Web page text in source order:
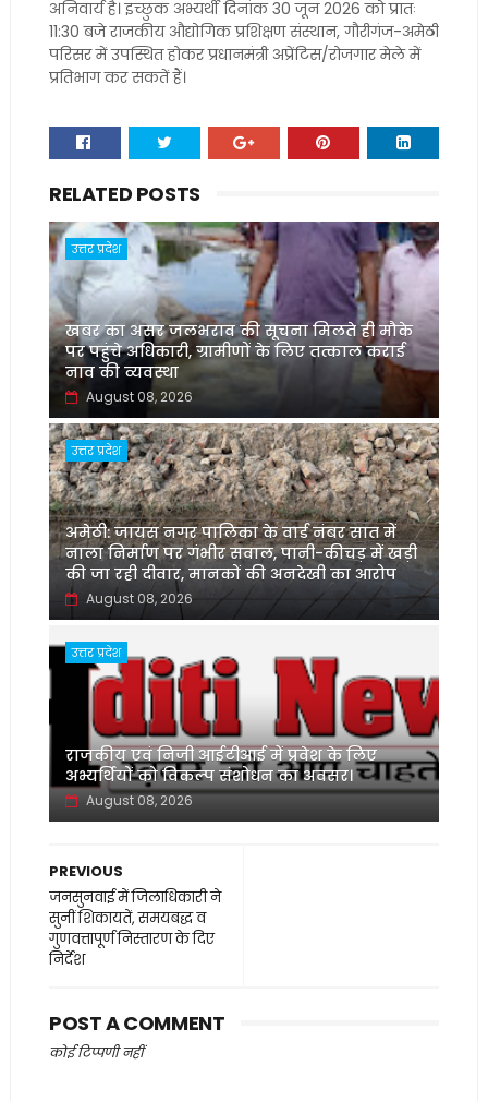
अनिवार्य है। इच्छुक अभ्यर्थी दिनांक 30 जून 2026 को प्रातः
11:30 बजे राजकीय औद्योगिक प्रशिक्षण संस्थान, गौरीगंज-अमेठी
परिसर में उपस्थित होकर प्रधानमंत्री अप्रेंटिस/रोजगार मेले में
प्रतिभाग कर सकतें हैं।
RELATED POSTS
उत्तर प्रदेश
खबर का असर जलभराव की सूचना मिलते ही मौके
पर पहुंचे अधिकारी, ग्रामीणों के लिए तत्काल कराई
नाव की व्यवस्था
August 08, 2026
उत्तर प्रदेश
अमेठी: जायस नगर पालिका के वार्ड नंबर सात में
नाला निर्माण पर गंभीर सवाल, पानी-कीचड़ में खड़ी
की जा रही दीवार, मानकों की अनदेखी का आरोप
August 08, 2026
उत्तर प्रदेश
‌राजकीय एवं निजी आईटीआई में प्रवेश के लिए
अभ्यर्थियों को विकल्प संशोधन का अवसर।
August 08, 2026
PREVIOUS
जनसुनवाई में जिलाधिकारी ने
सुनीं शिकायतें, समयबद्ध व
गुणवत्तापूर्ण निस्तारण के दिए
निर्देश
POST A COMMENT
कोई टिप्पणी नहीं